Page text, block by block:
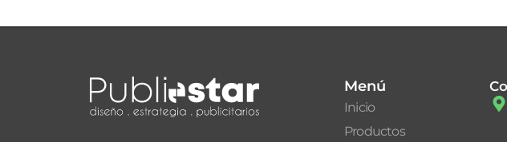
Menú
Inicio
Productos